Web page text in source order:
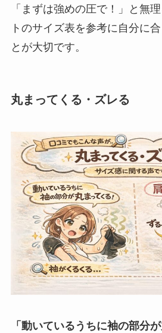
「まずは強めの圧で！」と無
トのサイズ表を参考に自分に
とが大切です。
丸まってくる・ズレる
「動いているうちに袖の部分